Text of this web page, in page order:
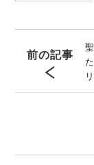
前の記事